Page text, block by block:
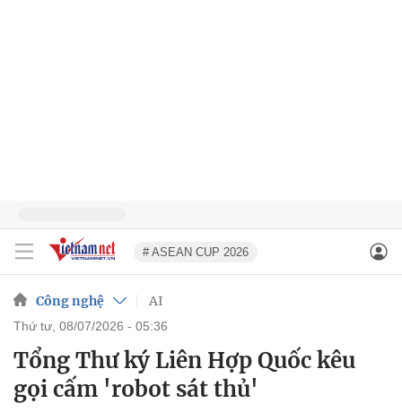
# ASEAN CUP 2026
Công nghệ AI
thứ tư, 08/07/2026 - 05:36
Tổng Thư ký Liên Hợp Quốc kêu
gọi cấm 'robot sát thủ'